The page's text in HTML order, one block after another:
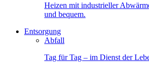
Heizen mit industrieller
und bequem.
Entsorgung
Abfall
Tag für Tag – im Dienst der